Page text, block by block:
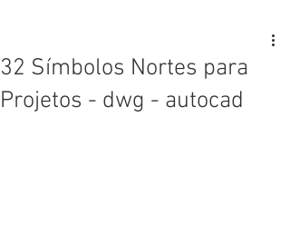
32 Símbolos Nortes para
Projetos - dwg - autocad